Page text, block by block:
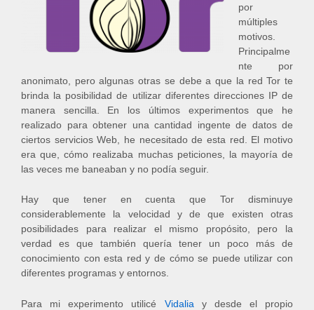
por
múltiples
motivos.
Principalme
nte por
anonimato, pero algunas otras se debe a que la red Tor te
brinda la posibilidad de utilizar diferentes direcciones IP de
manera sencilla. En los últimos experimentos que he
realizado para obtener una cantidad ingente de datos de
ciertos servicios Web, he necesitado de esta red. El motivo
era que, cómo realizaba muchas peticiones, la mayoría de
las veces me baneaban y no podía seguir.
Hay que tener en cuenta que Tor disminuye
considerablemente la velocidad y de que existen otras
posibilidades para realizar el mismo propósito, pero la
verdad es que también quería tener un poco más de
conocimiento con esta red y de cómo se puede utilizar con
diferentes programas y entornos.
Para mi experimento utilicé Vidalia y desde el propio